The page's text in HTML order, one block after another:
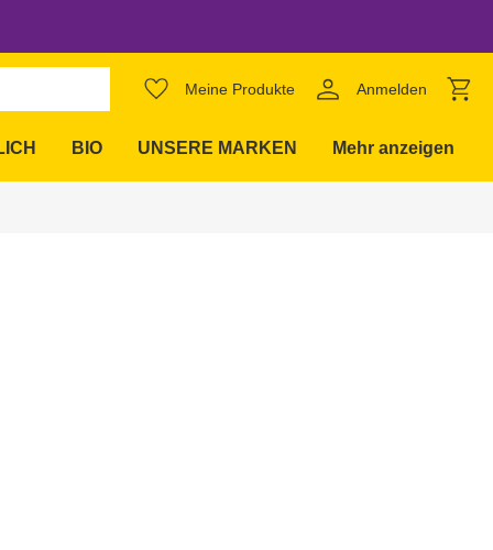
Meine Produkte Anmelden
BIO UNSERE MARKEN Mehr anzeigen
favorite_border